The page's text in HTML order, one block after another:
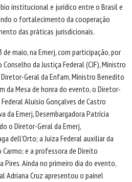
institucional e jurídico entre o Brasil e
o fortalecimento da cooperação
das práticas jurisdicionais.
maio, na Emerj, com participação, por
da Justiça Federal (CJF), Ministro
Geral da Enfam, Ministro Benedito
da Mesa de honra do evento, o Diretor-
Aluisio Gonçalves de Castro
da Emerj, Desembargadora Patrícia
o Diretor-Geral da Emerj,
dell’Orto; a Juíza Federal auxiliar da
Carmo; e a professora de Direito
Pires. Ainda no primeiro dia do evento,
Adriana Cruz apresentou o painel